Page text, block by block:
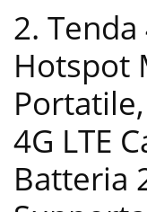
2. Tenda
Hotspot
4G LTE
Batteria